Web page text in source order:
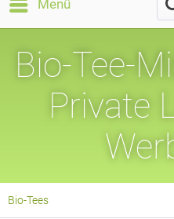
Menü
Bio-Tee-
Private
Bio-Tees